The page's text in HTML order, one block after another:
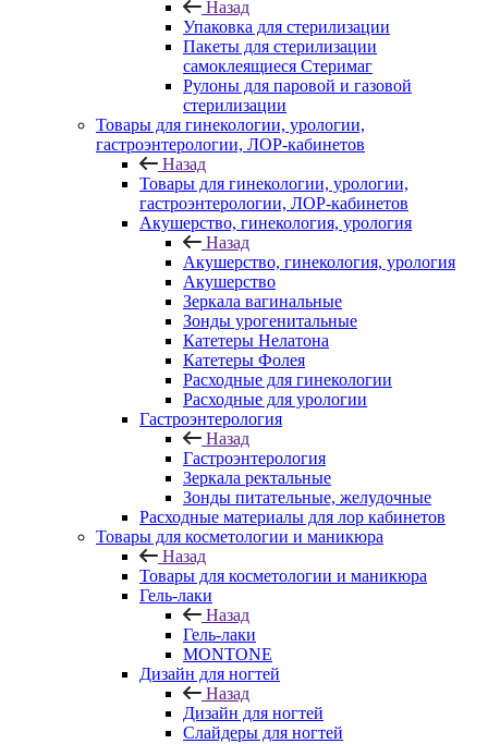
Назад
Упаковка для стерилизации
Пакеты для стерилизации
самоклеящиеся Стеримаг
Рулоны для паровой и газовой
стерилизации
Товары для гинекологии, урологии,
гастроэнтерологии, ЛОР-кабинетов
Назад
Товары для гинекологии, урологии,
гастроэнтерологии, ЛОР-кабинетов
Акушерство, гинекология, урология
Назад
Акушерство, гинекология, урология
Акушерство
Зеркала вагинальные
Зонды урогенитальные
Катетеры Нелатона
Катетеры Фолея
Расходные для гинекологии
Расходные для урологии
Гастроэнтерология
Назад
Гастроэнтерология
Зеркала ректальные
Зонды питательные, желудочные
Расходные материалы для лор кабинетов
Товары для косметологии и маникюра
Назад
Товары для косметологии и маникюра
Гель-лаки
Назад
Гель-лаки
MONTONE
Дизайн для ногтей
Назад
Дизайн для ногтей
Слайдеры для ногтей